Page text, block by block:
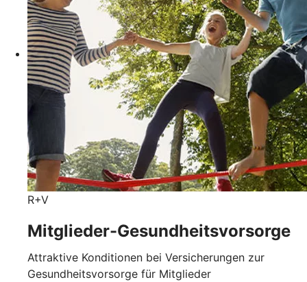
R+V
Mitglieder-Gesundheits­vorsorge
Attraktive Konditionen bei Versicherungen zur
Gesundheitsvorsorge für Mitglieder